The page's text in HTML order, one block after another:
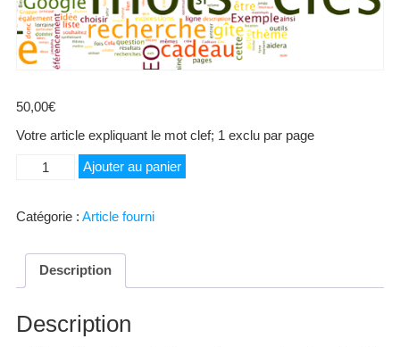
50,00€
Votre article expliquant le mot clef; 1 exclu par page
quantité
vue
Ajouter au panier
Catégorie : Article fourni
Description
Description